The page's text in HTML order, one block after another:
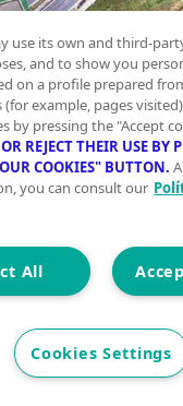
use its own and third-
and to show you
on a profile prepared
example, pages
by pressing the "Accept
REJECT THEIR USE BY
COOKIES" BUTTON.
you can consult our
All
Cookies Settings